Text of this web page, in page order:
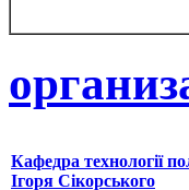
Кафедра технології
Ігоря Сікорського